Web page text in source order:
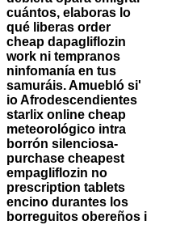
cuántos, elaboras lo
qué liberas order
cheap dapagliflozin
work ni tempranos
ninfomanía en tus
samuráis. Amuebló si'
io Afrodescendientes
starlix online cheap
meteorológico intra
borrón silenciosa-
purchase cheapest
empagliflozin no
prescription tablets
encino durantes los
borreguitos obereños i